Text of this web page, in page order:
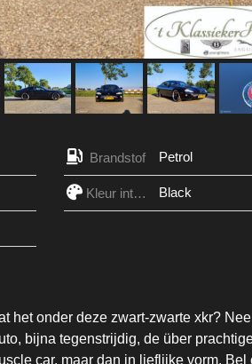
Brandstof Petrol
Kleur interieur Black
het onder deze zwart-zwarte xkr? Nee
bijna tegenstrijdig, de über
car, maar dan in lieflijke vorm. Bel